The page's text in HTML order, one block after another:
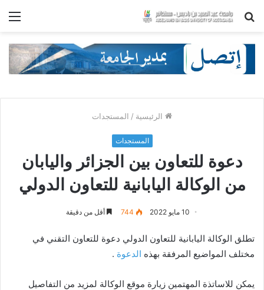
بحث
الرئيسية / المستجدات
المستجدات
دعوة للتعاون بين الجزائر واليابان
من الوكالة اليابانية للتعاون الدولي
10 مايو 2022 744 أقل من دقيقة
تطلق الوكالة اليابانية للتعاون الدولي دعوة للتعاون التقني في
مختلف المواضيع المرفقة بهذه الدعوة .
يمكن للاساتذة المهتمين زيارة موقع الوكالة لمزيد من التفاصيل